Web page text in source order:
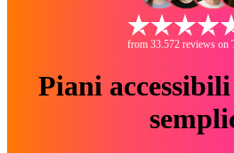
from 33.572 reviews on
Piani